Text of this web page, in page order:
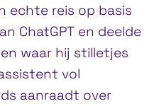
echte reis op basis
ChatGPT en deelde
waar hij stilletjes
vol
aanraadt over